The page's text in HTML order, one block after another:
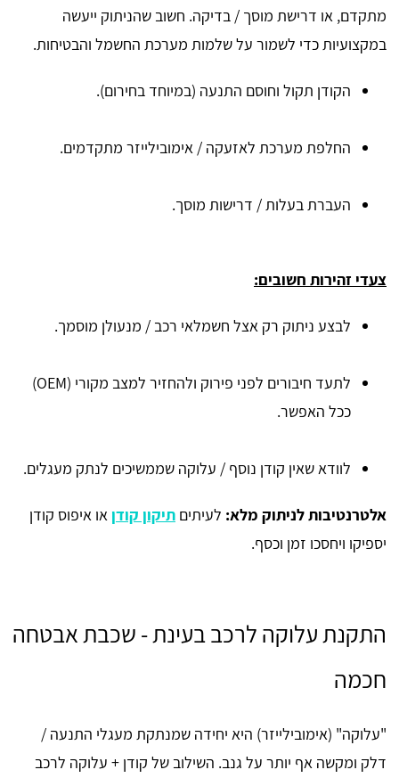
מתקדם, או דרישת מוסך / בדיקה. חשוב שהניתוק ייעשה
במקצועיות כדי לשמור על שלמות מערכת החשמל והבטיחות.
הקודן תקול וחוסם התנעה (במיוחד בחירום).
החלפת מערכת לאזעקה / אימובילייזר מתקדמים.
העברת בעלות / דרישות מוסך.
צעדי זהירות חשובים:
לבצע ניתוק רק אצל חשמלאי רכב / מנעולן מוסמך.
לתעד חיבורים לפני פירוק ולהחזיר למצב מקורי (OEM)
ככל האפשר.
לוודא שאין קודן נוסף / עלוקה שממשיכים לנתק מעגלים.
אלטרנטיבות לניתוק מלא: לעיתים תיקון קודן או איפוס קודן
יספיקו ויחסכו זמן וכסף.
התקנת עלוקה לרכב בעינת - שכבת אבטחה
חכמה
"עלוקה" (אימובילייזר) היא יחידה שמנתקת מעגלי התנעה /
דלק ומקשה אף יותר על גנב. השילוב של קודן + עלוקה לרכב